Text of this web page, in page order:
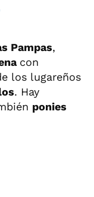
Pampas,
con
los lugareños
. Hay
ponies